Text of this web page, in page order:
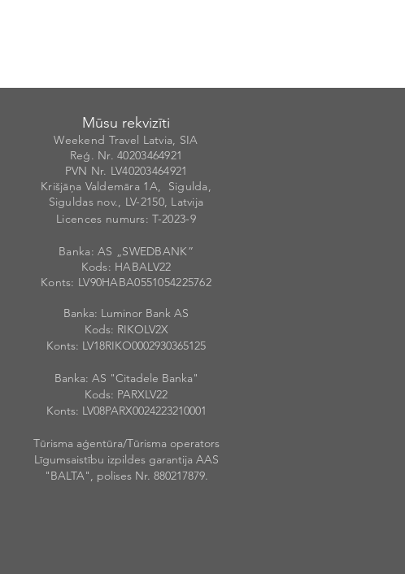
Mūsu rekvizīti
Weekend Travel Latvia, SIA
Reģ. Nr. 40203464921
PVN Nr. LV40203464921
Krišjāņa Valdemāra 1A, Sigulda,
Siguldas nov., LV-2150, Latvija
Licences numurs: T-2023-9
Banka: AS „SWEDBANK”
Kods: HABALV22
Konts: LV90HABA0551054225762
Banka: Luminor Bank AS
Kods: RIKOLV2X
Konts: LV18RIKO0002930365125
Banka: AS "Citadele Banka"
Kods: PARXLV22
Konts: LV08PARX0024223210001
Tūrisma aģentūra/Tūrisma operators
Līgumsaistību izpildes garantija AAS
"BALTA", polises Nr. 880217879.